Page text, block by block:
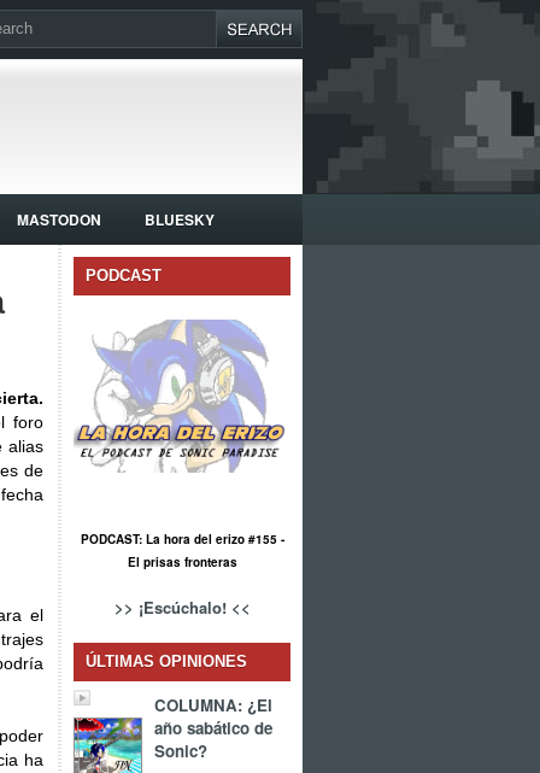
MASTODON BLUESKY
foro
alias
de
el
ha
PODCAST
PODCAST: La hora del erizo #155 -
El prisas fronteras
>> ¡Escúchalo! <<
ÚLTIMAS OPINIONES
COLUMNA: ¿El
año sabático de
Sonic?